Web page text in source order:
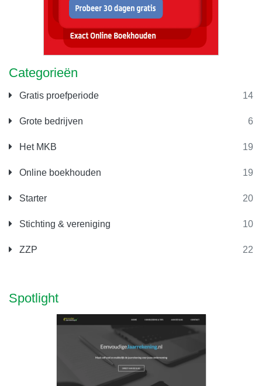
Categorieën
Gratis proefperiode 14
Grote bedrijven 6
Het MKB 19
Online boekhouden 19
Starter 20
Stichting & vereniging 10
ZZP 22
Spotlight